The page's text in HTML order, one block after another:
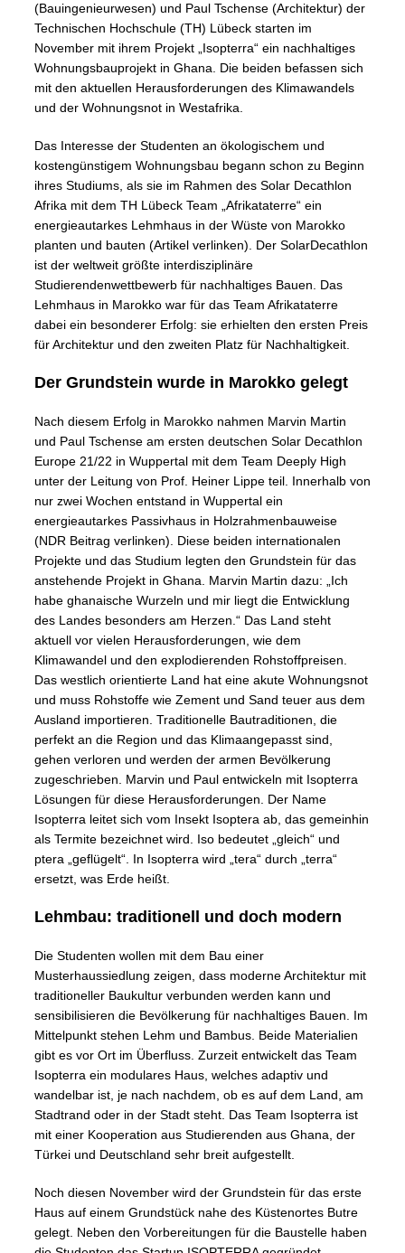
(Bauingenieurwesen) und Paul Tschense (Architektur) der
Technischen Hochschule (TH) Lübeck starten im
November mit ihrem Projekt „Isopterra“ ein nachhaltiges
Wohnungsbauprojekt in Ghana. Die beiden befassen sich
mit den aktuellen Herausforderungen des Klimawandels
und der Wohnungsnot in Westafrika.
Das Interesse der Studenten an ökologischem und
kostengünstigem Wohnungsbau begann schon zu Beginn
ihres Studiums, als sie im Rahmen des Solar Decathlon
Afrika mit dem TH Lübeck Team „Afrikataterre“ ein
energieautarkes Lehmhaus in der Wüste von Marokko
planten und bauten (Artikel verlinken). Der SolarDecathlon
ist der weltweit größte interdisziplinäre
Studierendenwettbewerb für nachhaltiges Bauen. Das
Lehmhaus in Marokko war für das Team Afrikataterre
dabei ein besonderer Erfolg: sie erhielten den ersten Preis
für Architektur und den zweiten Platz für Nachhaltigkeit.
Der Grundstein wurde in Marokko gelegt
Nach diesem Erfolg in Marokko nahmen Marvin Martin
und Paul Tschense am ersten deutschen Solar Decathlon
Europe 21/22 in Wuppertal mit dem Team Deeply High
unter der Leitung von Prof. Heiner Lippe teil. Innerhalb von
nur zwei Wochen entstand in Wuppertal ein
energieautarkes Passivhaus in Holzrahmenbauweise
(NDR Beitrag verlinken). Diese beiden internationalen
Projekte und das Studium legten den Grundstein für das
anstehende Projekt in Ghana. Marvin Martin dazu: „Ich
habe ghanaische Wurzeln und mir liegt die Entwicklung
des Landes besonders am Herzen.“ Das Land steht
aktuell vor vielen Herausforderungen, wie dem
Klimawandel und den explodierenden Rohstoffpreisen.
Das westlich orientierte Land hat eine akute Wohnungsnot
und muss Rohstoffe wie Zement und Sand teuer aus dem
Ausland importieren. Traditionelle Bautraditionen, die
perfekt an die Region und das Klimaangepasst sind,
gehen verloren und werden der armen Bevölkerung
zugeschrieben. Marvin und Paul entwickeln mit Isopterra
Lösungen für diese Herausforderungen. Der Name
Isopterra leitet sich vom Insekt Isoptera ab, das gemeinhin
als Termite bezeichnet wird. Iso bedeutet „gleich“ und
ptera „geflügelt“. In Isopterra wird „tera“ durch „terra“
ersetzt, was Erde heißt.
Lehmbau: traditionell und doch modern
Die Studenten wollen mit dem Bau einer
Musterhaussiedlung zeigen, dass moderne Architektur mit
traditioneller Baukultur verbunden werden kann und
sensibilisieren die Bevölkerung für nachhaltiges Bauen. Im
Mittelpunkt stehen Lehm und Bambus. Beide Materialien
gibt es vor Ort im Überfluss. Zurzeit entwickelt das Team
Isopterra ein modulares Haus, welches adaptiv und
wandelbar ist, je nach nachdem, ob es auf dem Land, am
Stadtrand oder in der Stadt steht. Das Team Isopterra ist
mit einer Kooperation aus Studierenden aus Ghana, der
Türkei und Deutschland sehr breit aufgestellt.
Noch diesen November wird der Grundstein für das erste
Haus auf einem Grundstück nahe des Küstenortes Butre
gelegt. Neben den Vorbereitungen für die Baustelle haben